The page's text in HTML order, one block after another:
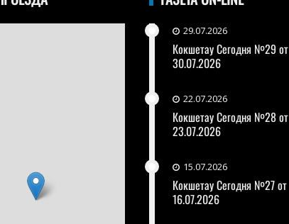
29.07.2026
Кокшетау Сегодня №29 от
30.07.2026
22.07.2026
Кокшетау Сегодня №28 от
23.07.2026
15.07.2026
Кокшетау Сегодня №27 от
16.07.2026